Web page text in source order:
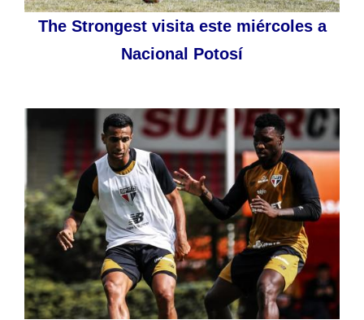
The Strongest visita este miércoles a
Nacional Potosí